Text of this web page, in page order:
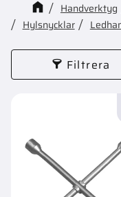
Handverktyg
Hylsnycklar
Filtrera